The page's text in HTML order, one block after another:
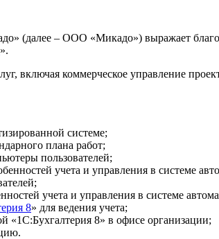
(далее – ООО «Микадо») выражает
».
включая коммерческое управление
системе;
плана работ;
пользователей;
учета и управления в системе
учета и управления в системе
8» для ведения учета;
«1С:Бухгалтерия 8» в офисе организации;